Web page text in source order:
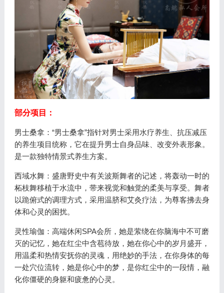
部分项目：
男士桑拿：“男士桑拿”指针对男士采用水疗养生、抗压减压
的养生项目统称，它在提升男士自身品味、改变外表形象。
是一款独特情景式养生方案。
西域水舞：盛唐野史中有关波斯舞者的记述，将轰动一时的
柘枝舞移植于水流中，带来视觉和触觉的柔美与享受。舞者
以跪俯式的调理方式，采用温脐和艾灸疗法，为尊客拂去身
体和心灵的困扰。
灵性瑜伽：高端休闲SPA会所，她是萦绕在你脑海中不可磨
灭的记忆，她在红尘中含苞待放，她在你心中的岁月盛开，
用温柔和热情安抚你的灵魂，用绝妙的手法，在你身体的每
一处穴位流转，她是你心中的梦，是你红尘中的一段情，融
化你僵硬的身躯和疲惫的心灵。